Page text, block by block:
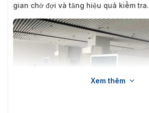
gian chờ đợi và tăng hiệu quả kiểm tra.
Xem thêm